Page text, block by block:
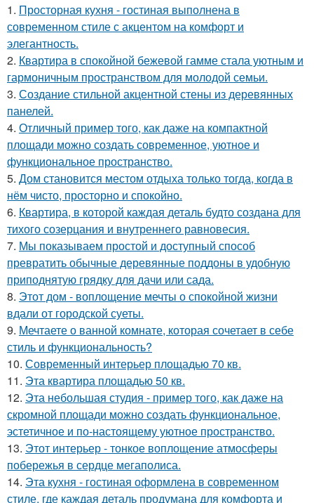
1. Просторная кухня - гостиная выполнена в
современном стиле с акцентом на комфорт и
элегантность.
2. Квартира в спокойной бежевой гамме стала уютным и
гармоничным пространством для молодой семьи.
3. Создание стильной акцентной стены из деревянных
панелей.
4. Отличный пример того, как даже на компактной
площади можно создать современное, уютное и
функциональное пространство.
5. Дом становится местом отдыха только тогда, когда в
нём чисто, просторно и спокойно.
6. Квартира, в которой каждая деталь будто создана для
тихого созерцания и внутреннего равновесия.
7. Мы показываем простой и доступный способ
превратить обычные деревянные поддоны в удобную
приподнятую грядку для дачи или сада.
8. Этот дом - воплощение мечты о спокойной жизни
вдали от городской суеты.
9. Мечтаете о ванной комнате, которая сочетает в себе
стиль и функциональность?
10. Современный интерьер площадью 70 кв.
11. Эта квартира площадью 50 кв.
12. Эта небольшая студия - пример того, как даже на
скромной площади можно создать функциональное,
эстетичное и по-настоящему уютное пространство.
13. Этот интерьер - тонкое воплощение атмосферы
побережья в сердце мегаполиса.
14. Эта кухня - гостиная оформлена в современном
стиле, где каждая деталь продумана для комфорта и